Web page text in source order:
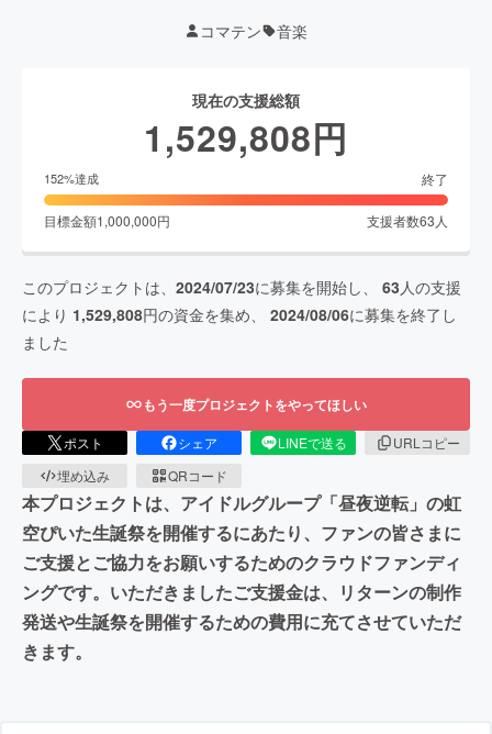
コマテン 音楽
現在の支援総額
1,529,808円
152%達成 終了
目標金額1,000,000円 支援者数63 人
このプロジェクトは、 2024/07/23に募集を開始し、 63 人の支援
により 1,529,808円の資金を集め、 2024/08/06に募集を終了し
ました
もう一度プロジェクトをやってほしい
ポスト シェア LINEで送る
URLコピー
埋め込み
QRコード
本プロジェクトは、アイドルグループ「昼夜逆転」の虹
空ぴいた生誕祭を開催するにあたり、ファンの皆さまに
ご支援とご協力をお願いするためのクラウドファンディ
ングです。いただきましたご支援金は、リターンの制作
発送や生誕祭を開催するための費用に充てさせていただ
きます。